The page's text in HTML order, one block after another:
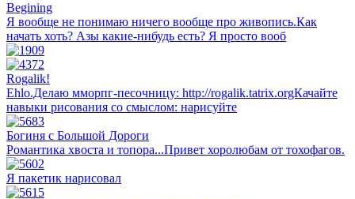
Begining
Я вообще не понимаю ничего вообще про живопись.Как
начать хоть? Азы какие-нибудь есть? Я просто вооб
Rogalik!
Ehlo.Делаю мморпг-песочницу: http://rogalik.tatrix.orgКачайте
навыки рисования со смыслом: нарисуйте
Богиня с Большой Дороги
Романтика хвоста и топора...Привет хоролюбам от тохофагов.
Я пакетик нарисовал